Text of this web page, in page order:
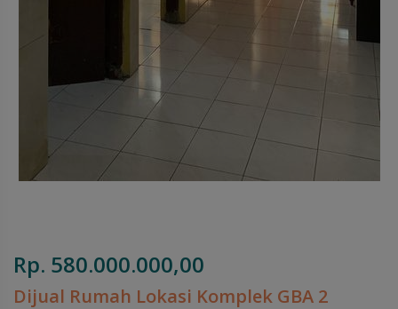
Rp. 580.000.000,00
Dijual Rumah Lokasi Komplek GBA 2